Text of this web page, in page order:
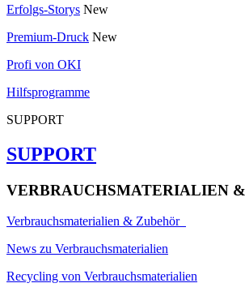
Erfolgs-Storys New
Premium-Druck New
Profi von OKI
Hilfsprogramme
SUPPORT
SUPPORT
VERBRAUCHSMATERIALIEN
Verbrauchsmaterialien & Zubehör
News zu Verbrauchsmaterialien
Recycling von Verbrauchsmaterialien